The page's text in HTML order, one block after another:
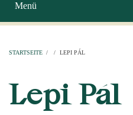
Hauptnavigation
Menü
STARTSEITE / / LEPI PÁL
Lepi Pál